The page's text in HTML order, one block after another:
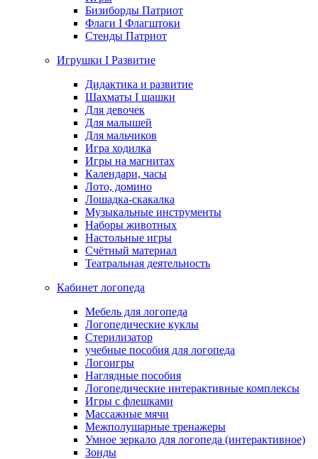
Бизиборды Патриот
Флаги I Флагштоки
Стенды Патриот
Игрушки I Развитие
Дидактика и развитие
Шахматы I шашки
Для девочек
Для малышей
Для мальчиков
Игра ходилка
Игры на магнитах
Календари, часы
Лото, домино
Лошадка-скакалка
Музыкальные инструменты
Наборы животных
Настольные игры
Счётный материал
Театральная деятельность
Кабинет логопеда
Мебель для логопеда
Логопедические куклы
Стерилизатор
учебные пособия для логопеда
Логоигры
Наглядные пособия
Логопедические интерактивные комплексы
Игры с флешками
Массажные мячи
Межполушарные тренажеры
Умное зеркало для логопеда (интерактивное)
Зонды